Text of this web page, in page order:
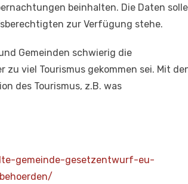
beinhalten. Die Daten
zur Verfügung stehe.
Gemeinden schwierig die
viel Tourismus gekommen sei. Mit
des Tourismus, z.B. was
gemeinde-gesetzentwurf-eu-